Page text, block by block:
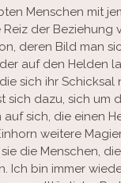
Menschen mit
der
deren Bild man
auf den Helden
sich ihr
sich dazu, sich
sich, die einen
weitere
die Menschen,
Ich bin immer